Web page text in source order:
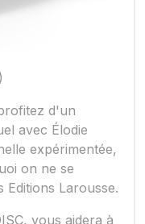
d'un
avec Élodie
expérimentée,
on ne se
Larousse.
vous aidera à